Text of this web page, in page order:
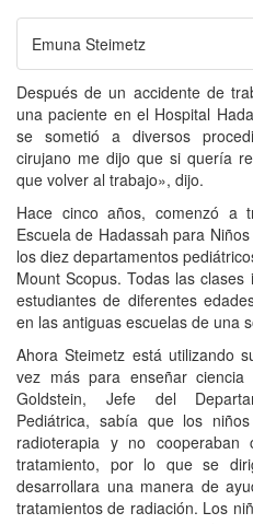
Emuna Steimetz
Después de un accidente de
una paciente en el Hospital
se sometió a diversos
cirujano me dijo que si quería
que volver al trabajo», dijo.
Hace cinco años, comenzó a
Escuela de Hadassah para
los diez departamentos
Mount Scopus. Todas las
estudiantes de diferentes
en las antiguas escuelas de una
Ahora Steimetz está utilizando
vez más para enseñar
Goldstein, Jefe del
Pediátrica, sabía que los
radioterapia y no
tratamiento, por lo que se
desarrollara una manera de
tratamientos de radiación. Los